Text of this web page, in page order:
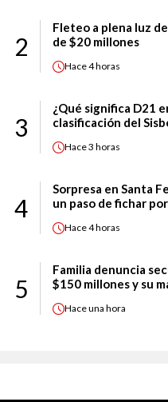
2
Fleteo a plena luz
de $20 millones
Hace4 horas
3
¿Qué significa D21
clasificación del
Hace3 horas
4
Sorpresa en Santa
un paso de fichar
Hace4 horas
5
Familia denuncia
$150 millones y su
Haceuna hora